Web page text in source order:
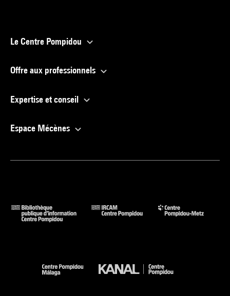
Le Centre Pompidou
Offre aux professionnels
Expertise et conseil
Espace Mécènes